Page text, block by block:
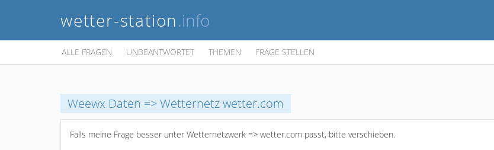
wetter-station.info
ALLE FRAGEN UNBEANTWORTET THEMEN FRAGE STELLEN
Weewx Daten => Wetternetz wetter.com
Falls meine Frage besser unter Wetternetzwerk => wetter.com passt, bitte verschieben.